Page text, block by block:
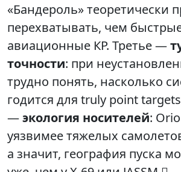
«Бандероль» теоретически
перехватывать, чем
авиационные КР. Третье —
точности: при
трудно понять, насколько
годится для truly point
—экология носителей:
уязвимее тяжелых
а значит, география пуска